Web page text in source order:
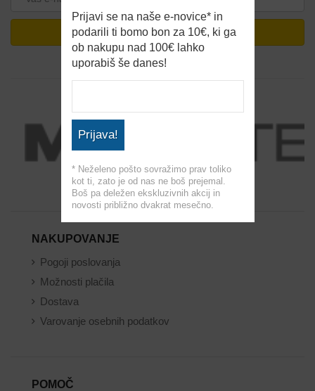
PRIJAVA
NAKUPOVANJE
Pogoji poslovanja
Možnosti plačila
Dostava
Varovanje osebnih podatkov
POMOČ
Prijavi se na naše e-novice* in
podarili ti bomo bon za 10€, ki ga
ob nakupu nad 100€ lahko
uporabiš še danes!
Prijava!
* Neželeno pošto sovražimo prav toliko
kot ti, zato je od nas ne boš prejemal.
Boš pa deležen ekskluzivnih akcij in
novosti približno dvakrat mesečno.